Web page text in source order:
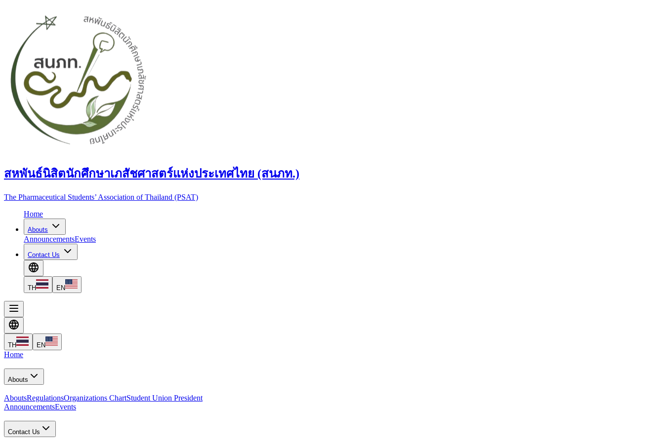
สหพันธ์นิสิตนักศึกษาเภสัชศาสตร์แห่งประเทศไทย (สนภท.)
The Pharmaceutical Students’ Association of Thailand (PSAT)
Home
Abouts
AnnouncementsEvents
Contact Us
TH EN
TH EN
Home
Abouts
AboutsRegulationsOrganizations ChartStudent Union President
AnnouncementsEvents
Contact Us